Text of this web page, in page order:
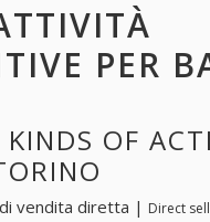
PER
OF
vendita diretta | Direct